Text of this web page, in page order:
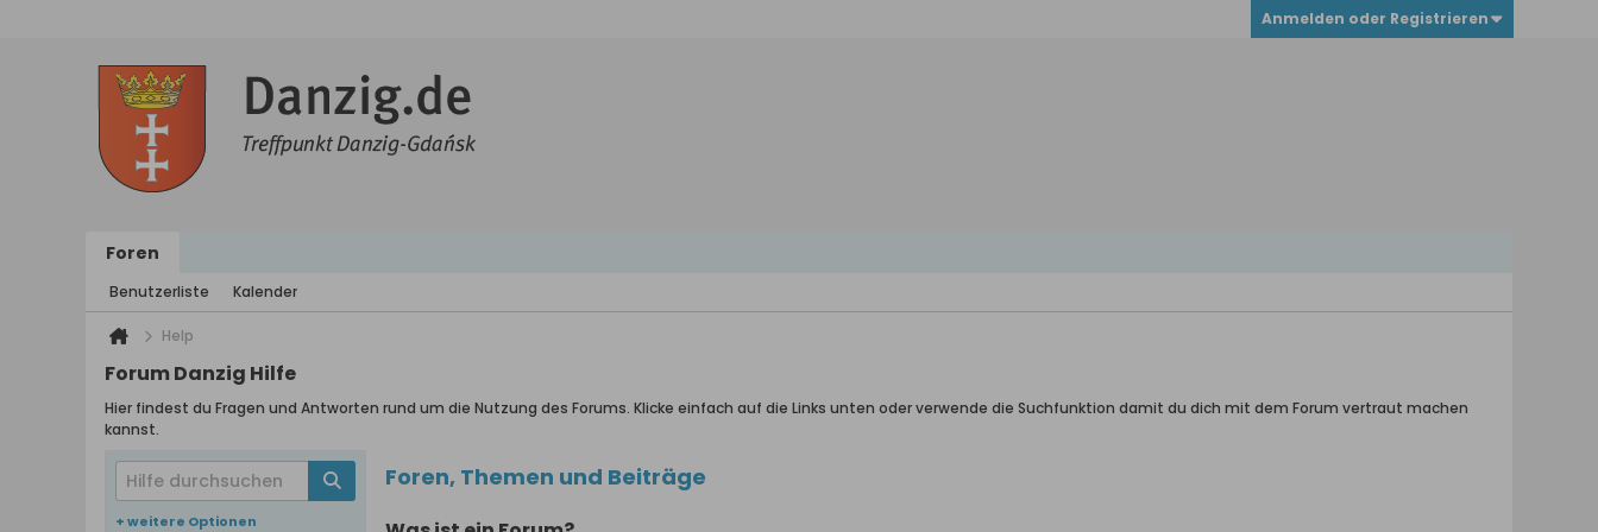
Anmelden oder Registrieren
Foren
Benutzerliste Kalender
Help
Forum Danzig Hilfe
Hier findest du Fragen und Antworten rund um die Nutzung des Forums. Klicke einfach auf die Links unten oder verwende die Suchfunktion damit du dich mit dem Forum vertraut machen
kannst.
+ weitere Optionen
Foren, Themen und Beiträge